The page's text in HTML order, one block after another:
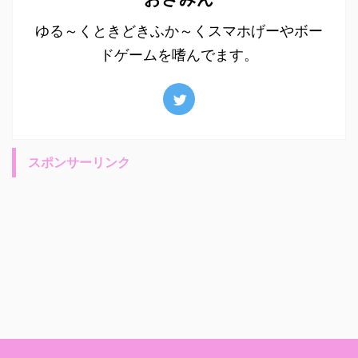
ゆる～くときどきふか～くスマホげーやボー
ドゲームを嗜んでます。
スポンサーリンク